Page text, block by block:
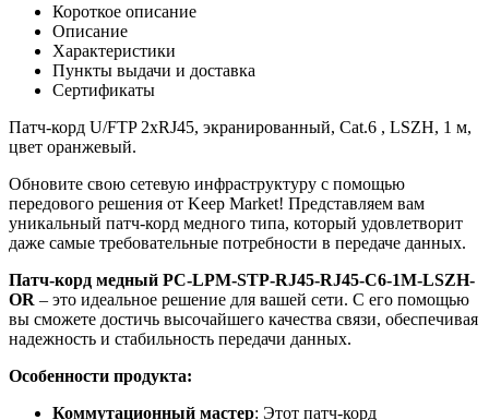
Короткое описание
Описание
Характеристики
Пункты выдачи и доставка
Сертификаты
Патч-корд U/FTP 2xRJ45, экранированный, Cat.6 , LSZH, 1 м,
цвет оранжевый.
Обновите свою сетевую инфраструктуру с помощью
передового решения от Keep Market! Представляем вам
уникальный патч-корд медного типа, который удовлетворит
даже самые требовательные потребности в передаче данных.
Патч-корд медный PC-LPM-STP-RJ45-RJ45-C6-1M-LSZH-
OR – это идеальное решение для вашей сети. С его помощью
вы сможете достичь высочайшего качества связи, обеспечивая
надежность и стабильность передачи данных.
Особенности продукта:
Коммутационный мастер: Этот патч-корд